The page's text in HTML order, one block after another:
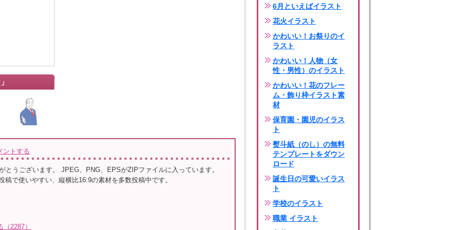
ントする
とうございます。 JPEG、PNG、EPSがZIPファイルに入っています。
稿で使いやすい、縦横比16:9の素材を多数投稿中です。
2287）
6月といえばイラスト
花火イラスト
かわいい！お祭りのイ
ラスト
かわいい！人物（女
性・男性）のイラスト
かわいい！花のフレー
ム・飾り枠イラスト素
材
保育園・園児のイラス
ト
熨斗紙（のし）の無料
テンプレートをダウン
ロード
誕生日の可愛いイラス
ト
学校のイラスト
職業 イラスト